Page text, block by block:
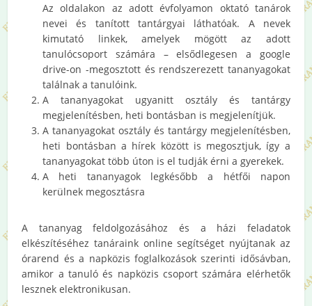
Az oldalakon az adott évfolyamon oktató tanárok
nevei és tanított tantárgyai láthatóak. A nevek
kimutató linkek, amelyek mögött az adott
tanulócsoport számára – elsődlegesen a google
drive-on -megosztott és rendszerezett tananyagokat
találnak a tanulóink.
A tananyagokat ugyanitt osztály és tantárgy
megjelenítésben, heti bontásban is megjelenítjük.
A tananyagokat osztály és tantárgy megjelenítésben,
heti bontásban a hírek között is megosztjuk, így a
tananyagokat több úton is el tudják érni a gyerekek.
A heti tananyagok legkésőbb a hétfői napon
kerülnek megosztásra
A tananyag feldolgozásához és a házi feladatok
elkészítéséhez tanáraink online segítséget nyújtanak az
órarend és a napközis foglalkozások szerinti idősávban,
amikor a tanuló és napközis csoport számára elérhetők
lesznek elektronikusan.